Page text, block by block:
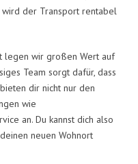
der Transport rentabel
legen wir großen Wert auf
Team sorgt dafür, dass
dir nicht nur den
wie
an. Du kannst dich also
neuen Wohnort